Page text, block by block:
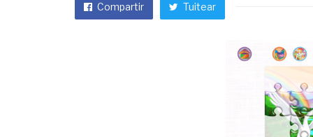
Compartir Tuitear